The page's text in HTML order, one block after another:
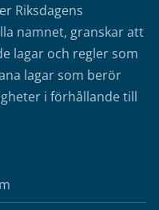
Riksdagens
namnet, granskar att
lagar och regler som
lagar som berör
i förhållande till